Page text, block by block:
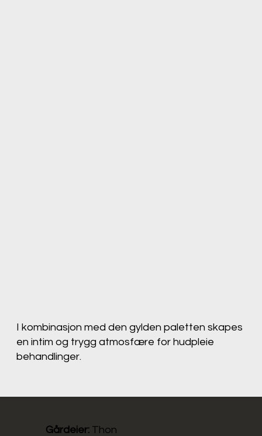
I kombinasjon med den gylden paletten skapes
en intim og trygg atmosfære for hudpleie
behandlinger.
Gårdeier: Thon